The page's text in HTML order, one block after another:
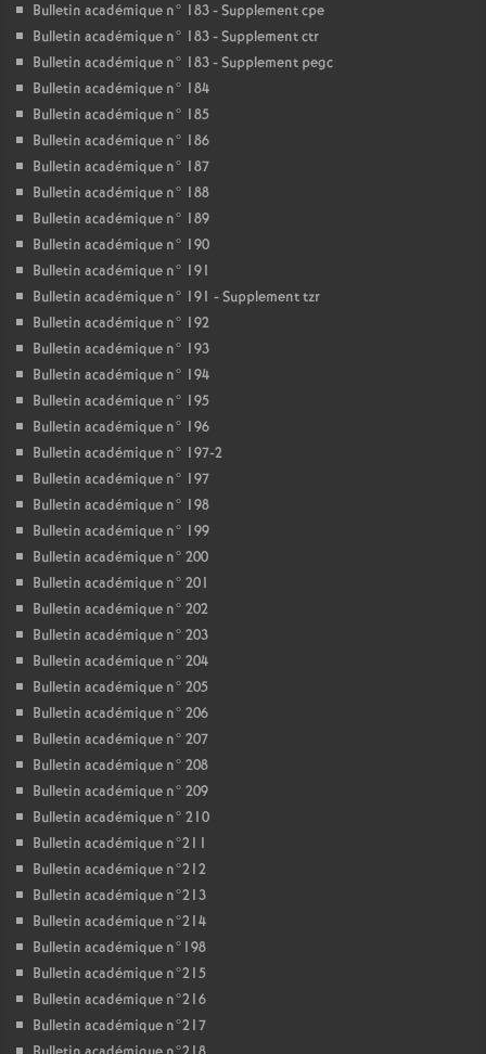
Bulletin académique n° 183 - Supplement cpe
Bulletin académique n° 183 - Supplement ctr
Bulletin académique n° 183 - Supplement pegc
Bulletin académique n° 184
Bulletin académique n° 185
Bulletin académique n° 186
Bulletin académique n° 187
Bulletin académique n° 188
Bulletin académique n° 189
Bulletin académique n° 190
Bulletin académique n° 191
Bulletin académique n° 191 - Supplement tzr
Bulletin académique n° 192
Bulletin académique n° 193
Bulletin académique n° 194
Bulletin académique n° 195
Bulletin académique n° 196
Bulletin académique n° 197-2
Bulletin académique n° 197
Bulletin académique n° 198
Bulletin académique n° 199
Bulletin académique n° 200
Bulletin académique n° 201
Bulletin académique n° 202
Bulletin académique n° 203
Bulletin académique n° 204
Bulletin académique n° 205
Bulletin académique n° 206
Bulletin académique n° 207
Bulletin académique n° 208
Bulletin académique n° 209
Bulletin académique n° 210
Bulletin académique n°211
Bulletin académique n°212
Bulletin académique n°213
Bulletin académique n°214
Bulletin académique n°198
Bulletin académique n°215
Bulletin académique n°216
Bulletin académique n°217